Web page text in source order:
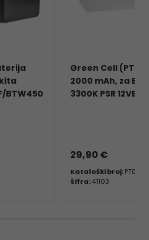
BTW450
Green Cell
2000 mAh, za
3300K PSR 12VE-2
29,90 €
Kataloški broj:PT06
Šifra:41103